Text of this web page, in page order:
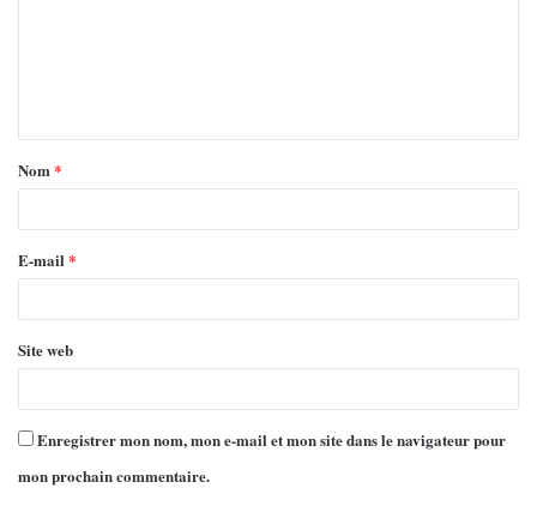
Nom*
E-mail *
Site web
Enregistrer mon nom, mon e-mail et mon site dans le navigateur pour
mon prochain commentaire.